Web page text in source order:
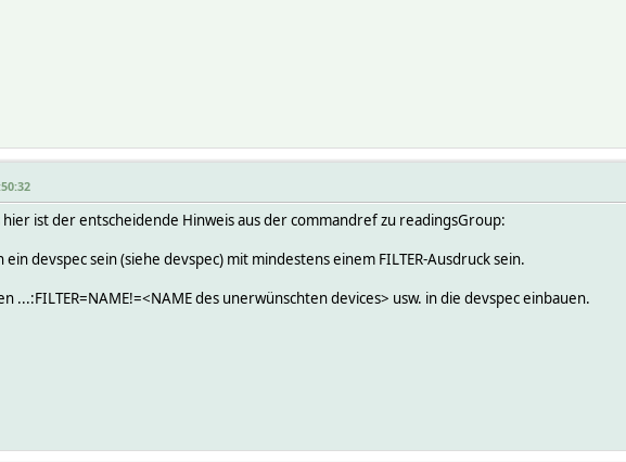
hier ist der entscheidende Hinweis aus der commandref zu readingsGroup:
ein devspec sein (siehe devspec) mit mindestens einem FILTER-Ausdruck sein.
...:FILTER=NAME!=<NAME des unerwünschten devices> usw. in die devspec einbauen.